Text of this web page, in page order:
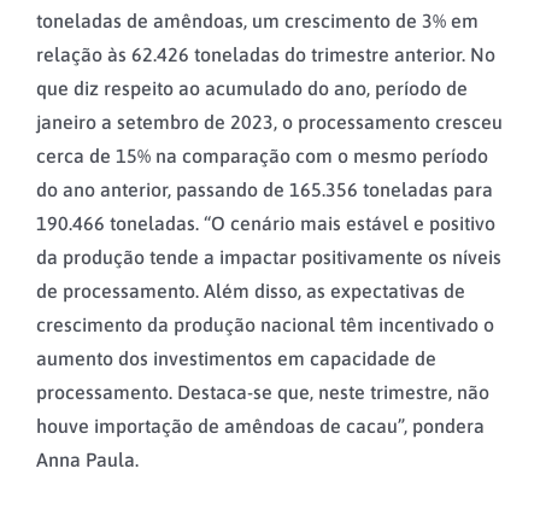
toneladas de amêndoas, um crescimento de 3% em
relação às 62.426 toneladas do trimestre anterior. No
que diz respeito ao acumulado do ano, período de
janeiro a setembro de 2023, o processamento cresceu
cerca de 15% na comparação com o mesmo período
do ano anterior, passando de 165.356 toneladas para
190.466 toneladas. “O cenário mais estável e positivo
da produção tende a impactar positivamente os níveis
de processamento. Além disso, as expectativas de
crescimento da produção nacional têm incentivado o
aumento dos investimentos em capacidade de
processamento. Destaca-se que, neste trimestre, não
houve importação de amêndoas de cacau”, pondera
Anna Paula.